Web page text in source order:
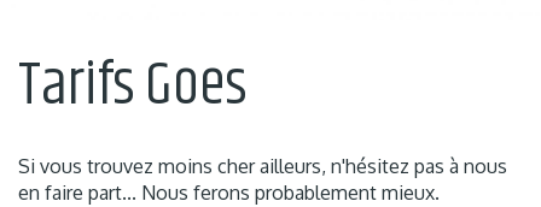
Tarifs Goes
Si vous trouvez moins cher ailleurs, n'hésitez pas à nous
en faire part... Nous ferons probablement mieux.